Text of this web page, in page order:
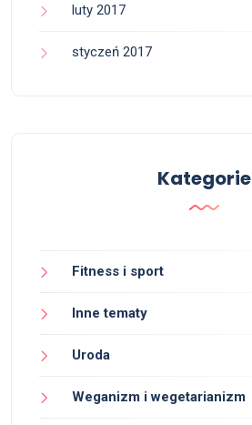
luty 2017
styczeń 2017
Kategorie
Fitness i sport
Inne tematy
Uroda
Weganizm i wegetarianizm